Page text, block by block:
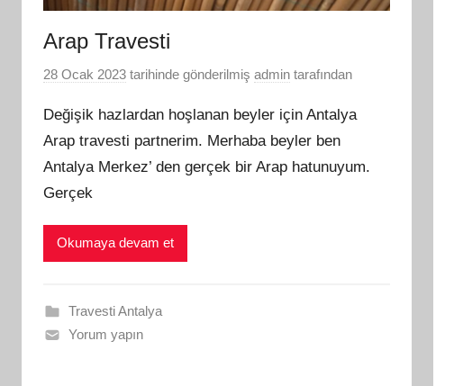
Arap Travesti
28 Ocak 2023 tarihinde gönderilmiş admin tarafından
Değişik hazlardan hoşlanan beyler için Antalya
Arap travesti partnerim. Merhaba beyler ben
Antalya Merkez’ den gerçek bir Arap hatunuyum.
Gerçek
Okumaya devam et
Travesti Antalya
Yorum yapın